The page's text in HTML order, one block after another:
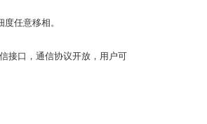
任意移相。
接口，通信协议开放，用户可